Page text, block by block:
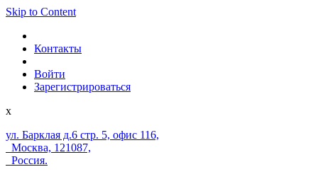
Skip to Content
Контакты
Войти
Зарегистрироваться
x
ул. Барклая д.6 стр. 5, офис 116,
Москва, 121087,
Россия.